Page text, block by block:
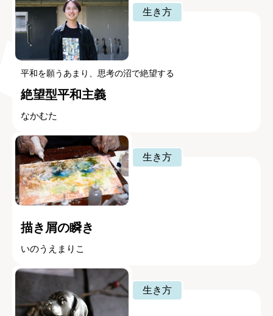
生き方
平和を願うあまり、思考の沼で絶望する
絶望型平和主義
なかむた
生き方
描き屑の瞬き
いのうえまりこ
生き方